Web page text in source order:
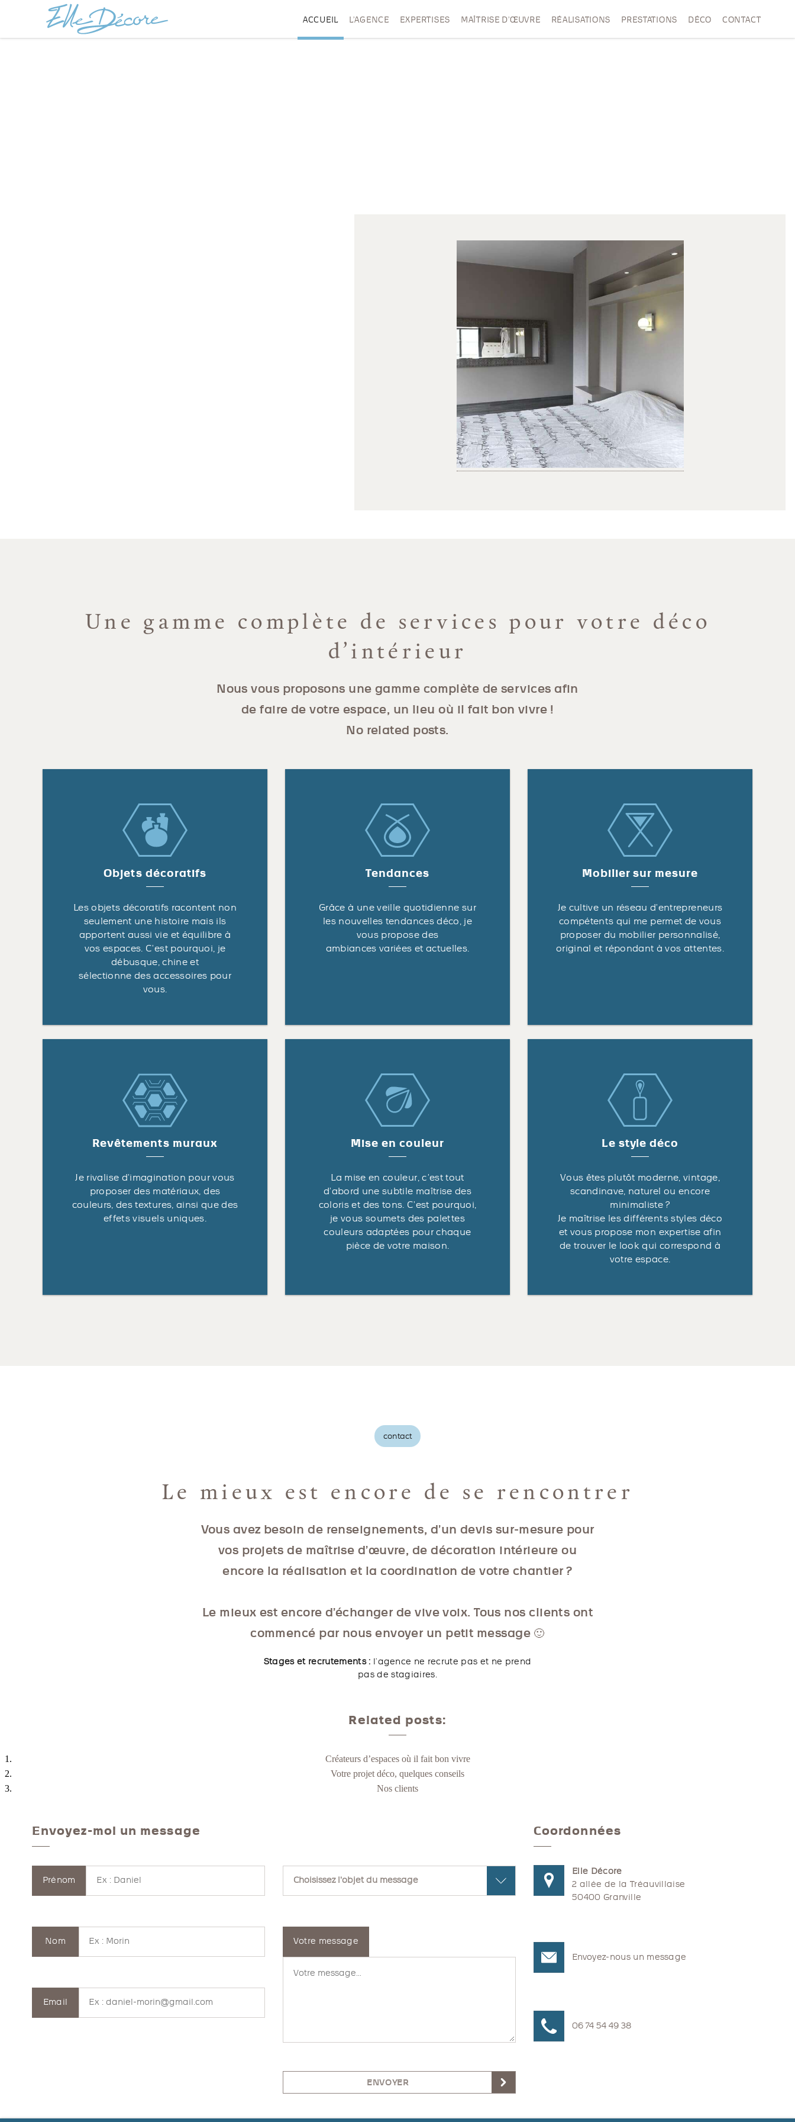
ACCUEIL L’AGENCE EXPERTISES MAÎTRISE D’ŒUVRE RÉALISATIONS PRESTATIONS DÉCO CONTACT
Une gamme complète de services pour votre déco
d’intérieur
Nous vous proposons une gamme complète de services afin
de faire de votre espace, un lieu où il fait bon vivre !
No related posts.
Objets décoratifs
Les objets décoratifs racontent non
seulement une histoire mais ils
apportent aussi vie et équilibre à
vos espaces. C’est pourquoi, je
débusque, chine et
sélectionne des accessoires pour
vous.
Tendances
Grâce à une veille quotidienne sur
les nouvelles tendances déco, je
vous propose des
ambiances variées et actuelles.
Mobilier sur mesure
Je cultive un réseau d’entrepreneurs
compétents qui me permet de vous
proposer du mobilier personnalisé,
original et répondant à vos attentes.
Revêtements muraux
Je rivalise d’imagination pour vous
proposer des matériaux, des
couleurs, des textures, ainsi que des
effets visuels uniques.
Mise en couleur
La mise en couleur, c’est tout
d’abord une subtile maîtrise des
coloris et des tons. C’est pourquoi,
je vous soumets des palettes
couleurs adaptées pour chaque
pièce de votre maison.
Le style déco
Vous êtes plutôt moderne, vintage,
scandinave, naturel ou encore
minimaliste ?
Je maîtrise les différents styles déco
et vous propose mon expertise afin
de trouver le look qui correspond à
votre espace.
contact
Le mieux est encore de se rencontrer
Vous avez besoin de renseignements, d’un devis sur-mesure pour
vos projets de maîtrise d’œuvre, de décoration intérieure ou
encore la réalisation et la coordination de votre chantier ?
Le mieux est encore d’échanger de vive voix. Tous nos clients ont
commencé par nous envoyer un petit message 🙂
Stages et recrutements : l’agence ne recrute pas et ne prend
pas de stagiaires.
Related posts:
Créateurs d’espaces où il fait bon vivre
Votre projet déco, quelques conseils
Nos clients
Envoyez-moi un message
Prénom
Nom
Email
Votre message
ENVOYER
Coordonnées
Elle Décore
2 allée de la Tréauvillaise
50400 Granville
Envoyez-nous un message
06 74 54 49 38